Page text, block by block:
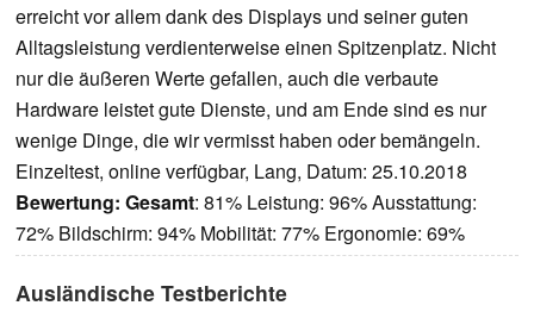
erreicht vor allem dank des Displays und seiner guten
Alltagsleistung verdienterweise einen Spitzenplatz. Nicht
nur die äußeren Werte gefallen, auch die verbaute
Hardware leistet gute Dienste, und am Ende sind es nur
wenige Dinge, die wir vermisst haben oder bemängeln.
Einzeltest, online verfügbar, Lang, Datum: 25.10.2018
Bewertung: Gesamt: 81% Leistung: 96% Ausstattung:
72% Bildschirm: 94% Mobilität: 77% Ergonomie: 69%
Ausländische Testberichte